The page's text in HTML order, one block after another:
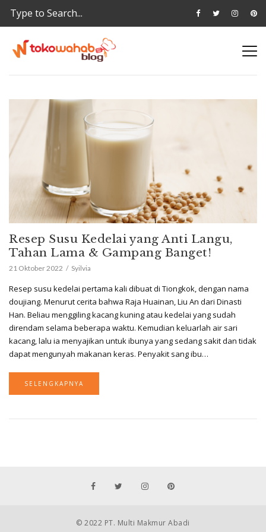
Resep Susu Kedelai yang Anti Langu,
Tahan Lama & Gampang Banget!
21 Oktober 2022 Syilvia
Resep susu kedelai pertama kali dibuat di Tiongkok, dengan nama
doujiang. Menurut cerita bahwa Raja Huainan, Liu An dari Dinasti
Han. Beliau menggiling kacang kuning atau kedelai yang sudah
direndam selama beberapa waktu. Kemudian keluarlah air sari
kacang, lalu ia menyajikan untuk ibunya yang sedang sakit dan tidak
dapat mengunyah makanan keras. Penyakit sang ibu…
SELENGKAPNYA
© 2022 PT. Multi Makmur Abadi